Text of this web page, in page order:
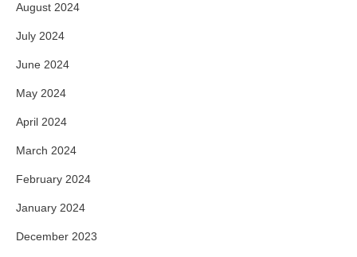
August 2024
July 2024
June 2024
May 2024
April 2024
March 2024
February 2024
January 2024
December 2023